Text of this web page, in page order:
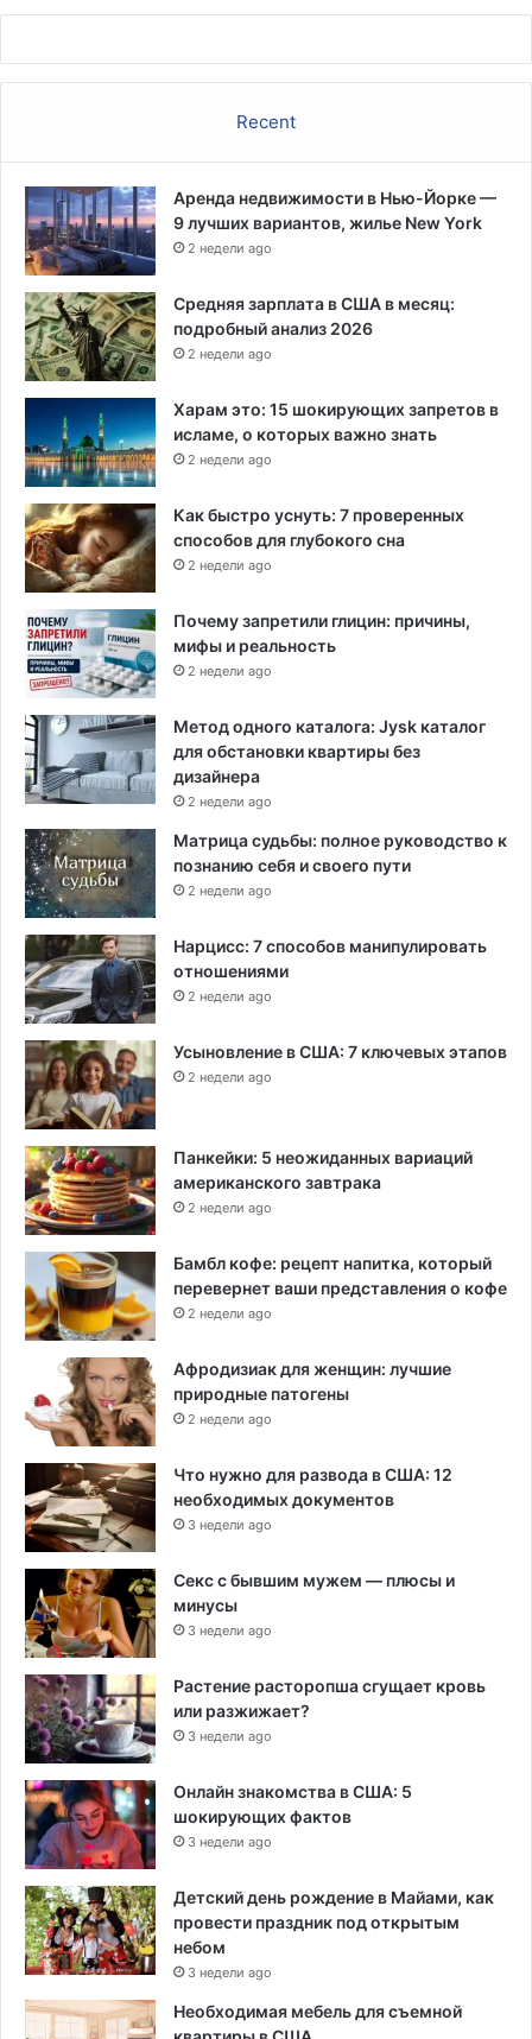
Recent
Аренда недвижимости в Нью-Йорке —
9 лучших вариантов, жилье New York
2 недели ago
Средняя зарплата в США в месяц:
подробный анализ 2026
2 недели ago
Харам это: 15 шокирующих запретов в
исламе, о которых важно знать
2 недели ago
Как быстро уснуть: 7 проверенных
способов для глубокого сна
2 недели ago
Почему запретили глицин: причины,
мифы и реальность
2 недели ago
Метод одного каталога: Jysk каталог
для обстановки квартиры без
дизайнера
2 недели ago
Матрица судьбы: полное руководство к
познанию себя и своего пути
2 недели ago
Нарцисс: 7 способов манипулировать
отношениями
2 недели ago
Усыновление в США: 7 ключевых этапов
2 недели ago
Панкейки: 5 неожиданных вариаций
американского завтрака
2 недели ago
Бамбл кофе: рецепт напитка, который
перевернет ваши представления о кофе
2 недели ago
Афродизиак для женщин: лучшие
природные патогены
2 недели ago
Что нужно для развода в США: 12
необходимых документов
3 недели ago
Секс с бывшим мужем — плюсы и
минусы
3 недели ago
Растение расторопша сгущает кровь
или разжижает?
3 недели ago
Онлайн знакомства в США: 5
шокирующих фактов
3 недели ago
Детский день рождение в Майами, как
провести праздник под открытым
небом
3 недели ago
Необходимая мебель для съемной